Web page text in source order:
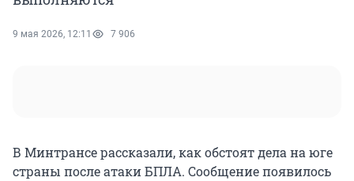
9 мая 2026, 12:11 7 906
В Минтрансе рассказали, как обстоят дела на юге
страны после атаки БПЛА. Сообщение появилось